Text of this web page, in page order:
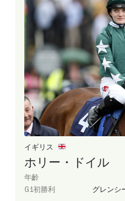
ホリー・ドイル
イギリス
年齡
G1初勝利
グレンシ